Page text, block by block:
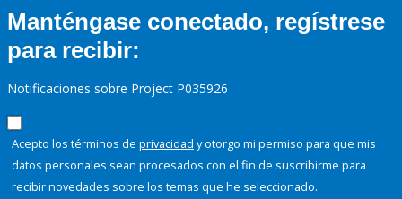
Manténgase conectado, regístrese
para recibir:
Notificaciones sobre Project P035926
Acepto los términos de privacidad y otorgo mi permiso para que mis
datos personales sean procesados con el fin de suscribirme para
recibir novedades sobre los temas que he seleccionado.